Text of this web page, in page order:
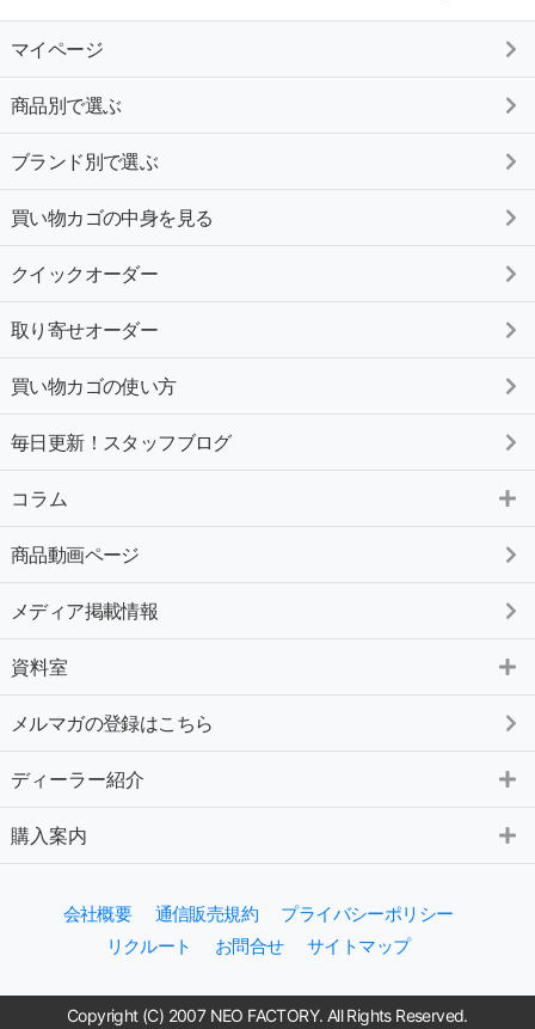
マイページ
商品別で選ぶ
ブランド別で選ぶ
買い物カゴの中身を見る
クイックオーダー
取り寄せオーダー
買い物カゴの使い方
毎日更新！スタッフブログ
コラム
商品動画ページ
メディア掲載情報
資料室
メルマガの登録はこちら
ディーラー紹介
購入案内
会社概要 通信販売規約
プライバシーポリシー
リクルート
お問合せ サイトマップ
Copyright (C) 2007 NEO FACTORY. All Rights Reserved.